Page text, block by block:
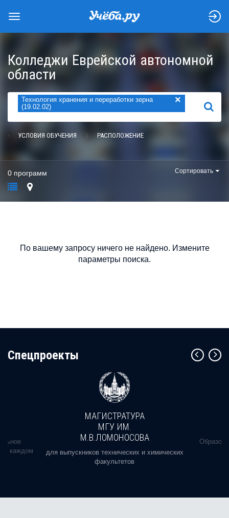
Колледжи Еврейской автономной
области
Технология хранения и переработки зерна
(19.02.02)
×
НАЙТИ
УСЛОВИЯ ОБУЧЕНИЯ РАСПОЛОЖЕНИЕ
0 программ Сортировать
По вашему запросу ничего не найдено. Измените
параметры поиска.
Cпецпроекты
в каждом
МАГИСТРАТУРА
МГУ ИМ.
М.В.ЛОМОНОСОВА
для выпускников технических и химических
факультетов